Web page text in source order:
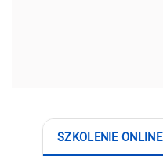
SZKOLENIE ONLINE